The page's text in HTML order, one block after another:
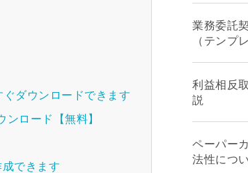
ぐダウンロードできます
ロード【無料】
できます
業務委託
（テンプ
利益相反
説
ペーパー
法性につ